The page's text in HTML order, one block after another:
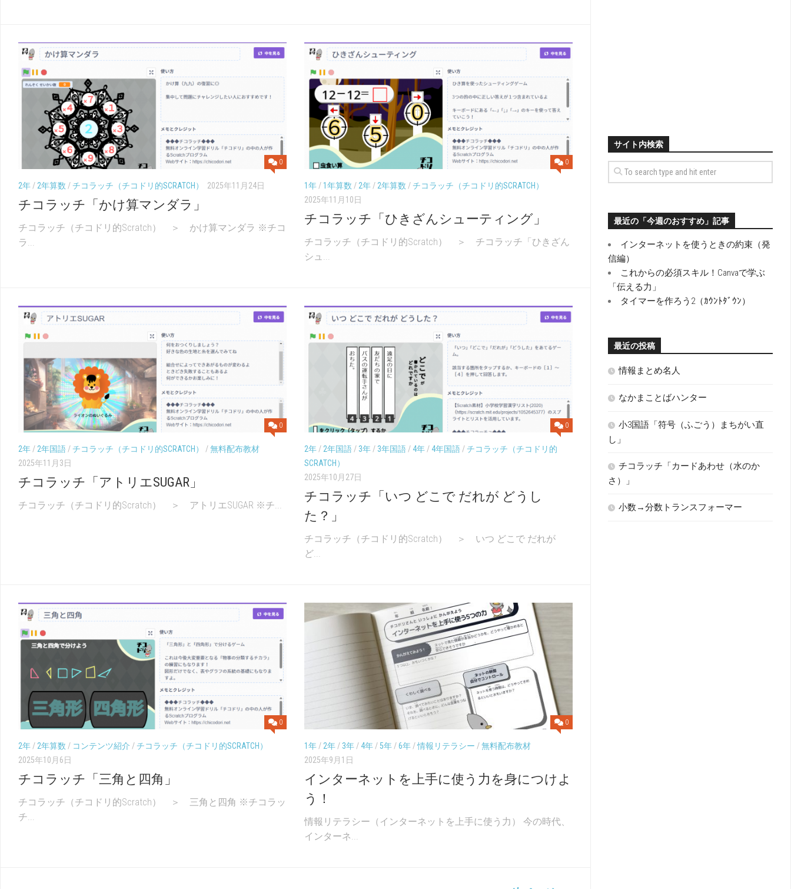
0
2年 / 2年算数 /チコラッチ（チコドリ的SCRATCH） 2025年11月24日
チコラッチ「かけ算マンダラ」
チコラッチ（チコドリ的Scratch） ＞ かけ算マンダラ ※チコ
ラ...
0
1年 / 1年算数 / 2年 / 2年算数 /チコラッチ（チコドリ的SCRATCH）
2025年11月10日
チコラッチ「ひきざんシューティング」
チコラッチ（チコドリ的Scratch） ＞ チコラッチ「ひきざん
シュ...
0
2年 / 2年国語 /チコラッチ（チコドリ的SCRATCH） /無料配布教材
2025年11月3日
チコラッチ「アトリエSUGAR」
チコラッチ（チコドリ的Scratch） ＞ アトリエSUGAR ※チ...
0
2年 / 2年国語 / 3年 / 3年国語 /4年 /4年国語 /チコラッチ（チコドリ的
SCRATCH）
2025年10月27日
チコラッチ「いつ どこで だれが どうし
た？」
チコラッチ（チコドリ的Scratch） ＞ いつ どこで だれが
ど...
0
2年 / 2年算数 / コンテンツ紹介 /チコラッチ（チコドリ的SCRATCH）
2025年10月6日
チコラッチ「三角と四角」
チコラッチ（チコドリ的Scratch） ＞ 三角と四角 ※チコラッ
チ...
0
1年 / 2年 / 3年 /4年 /5年 /6年 /情報リテラシー /無料配布教材
2025年9月1日
インターネットを上手に使う力を身につけよ
う！
情報リテラシー（インターネットを上手に使う力） 今の時代、
インターネ...
サイト内検索
最近の「今週のおすすめ」記事
インターネットを使うときの約束（発
信編）
これからの必須スキル！Canvaで学ぶ
「伝える力」
タイマーを作ろう2（ｶｳﾝﾄﾀﾞｳﾝ）
最近の投稿
情報まとめ名人
なかまことばハンター
小3国語「符号（ふごう）まちがい直
し」
チコラッチ「カードあわせ（水のか
さ）」
小数→分数トランスフォーマー